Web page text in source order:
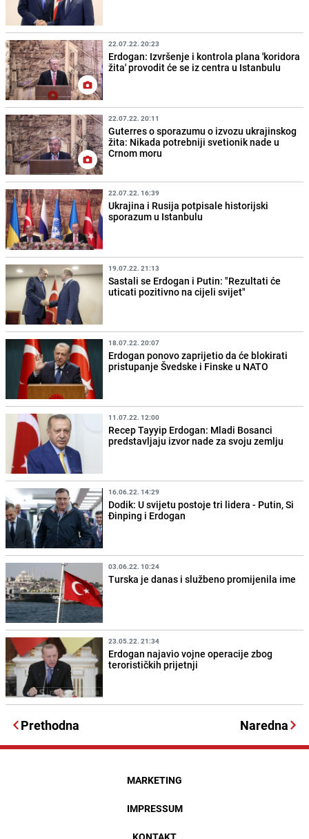
22.07.22. 20:23
Erdogan: Izvršenje i kontrola plana 'koridora
žita' provodit će se iz centra u Istanbulu
22.07.22. 20:11
Guterres o sporazumu o izvozu ukrajinskog
žita: Nikada potrebniji svetionik nade u
Crnom moru
22.07.22. 16:39
Ukrajina i Rusija potpisale historijski
sporazum u Istanbulu
19.07.22. 21:13
Sastali se Erdogan i Putin: "Rezultati će
uticati pozitivno na cijeli svijet"
18.07.22. 20:07
Erdogan ponovo zaprijetio da će blokirati
pristupanje Švedske i Finske u NATO
11.07.22. 12:00
Recep Tayyip Erdogan: Mladi Bosanci
predstavljaju izvor nade za svoju zemlju
16.06.22. 14:29
Dodik: U svijetu postoje tri lidera - Putin, Si
Đinping i Erdogan
03.06.22. 10:24
Turska je danas i službeno promijenila ime
23.05.22. 21:34
Erdogan najavio vojne operacije zbog
terorističkih prijetnji
Prethodna Naredna
MARKETING
IMPRESSUM